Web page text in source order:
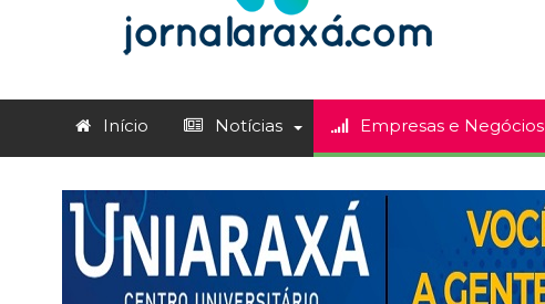
Início Notícias Empresas e Negócios